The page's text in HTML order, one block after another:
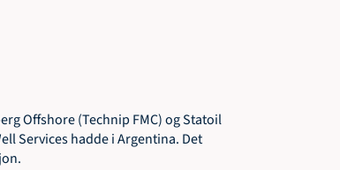
Offshore (Technip FMC) og Statoil
Services hadde i Argentina. Det